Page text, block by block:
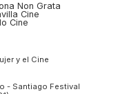
Non Grata
Cine
Cine
y el Cine
- Santiago Festival